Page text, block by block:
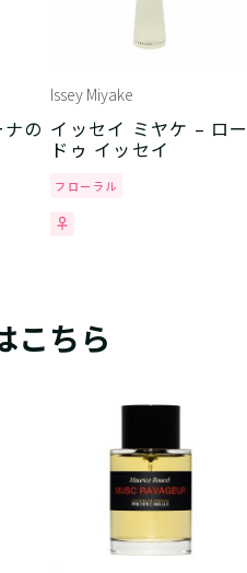
の
Issey Miyake
イッセイ ミヤケ – ロー
ドゥ イッセイ
フローラル
こちら